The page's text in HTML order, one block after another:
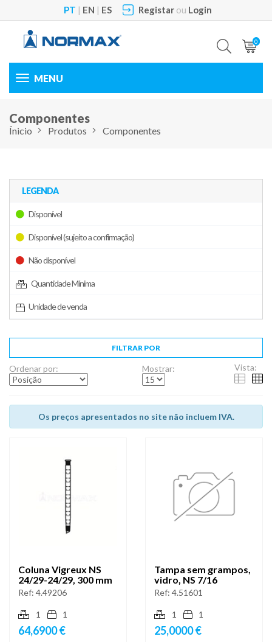
PT | EN | ES Registarou Login
0
Toggle
Componentes
Ínicio Produtos Componentes
LEGENDA
Disponível
Disponível (sujeito a confirmação)
Não disponível
Quantidade Mínima
Unidade de venda
FILTRAR POR
Ordenar por: Mostrar: Vista:
Os preços apresentados no site não incluem IVA.
Coluna Vigreux NS
24/29-24/29, 300 mm
Ref: 4.49206
1 1
64,6900 €
Tampa sem grampos,
vidro, NS 7/16
Ref: 4.51601
1 1
25,0000 €